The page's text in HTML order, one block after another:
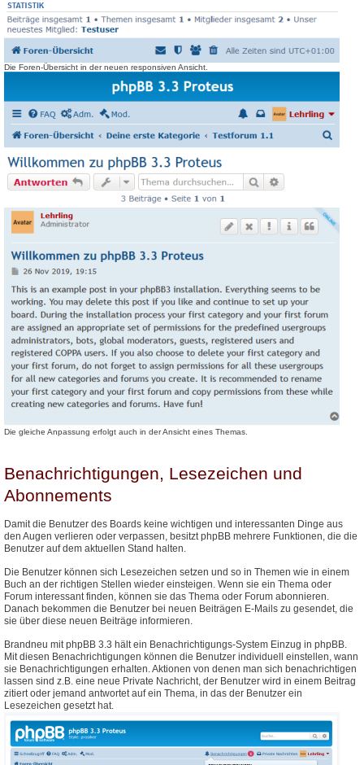
Die Foren-Übersicht in der neuen responsiven Ansicht.
Die gleiche Anpassung erfolgt auch in der Ansicht eines Themas.
Benachrichtigungen, Lesezeichen und
Abonnements
Damit die Benutzer des Boards keine wichtigen und interessanten Dinge aus
den Augen verlieren oder verpassen, besitzt phpBB mehrere Funktionen, die die
Benutzer auf dem aktuellen Stand halten.
Die Benutzer können sich Lesezeichen setzen und so in Themen wie in einem
Buch an der richtigen Stellen wieder einsteigen. Wenn sie ein Thema oder
Forum interessant finden, können sie das Thema oder Forum abonnieren.
Danach bekommen die Benutzer bei neuen Beiträgen E-Mails zu gesendet, die
sie über diese neuen Beiträge informieren.
Brandneu mit phpBB 3.3 hält ein Benachrichtigungs-System Einzug in phpBB.
Mit diesen Benachrichtigungen können die Benutzer individuell einstellen, wann
sie Benachrichtigungen erhalten. Aktionen von denen man sich benachrichtigen
lassen sind z.B. eine neue Private Nachricht, der Benutzer wird in einem Beitrag
zitiert oder jemand antwortet auf ein Thema, in das der Benutzer ein
Lesezeichen gesetzt hat.